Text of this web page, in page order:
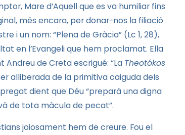
Mare d’Aquell que es va humiliar fins
més encara, per donar-nos la filiació
i un nom: “Plena de Gràcia” (Lc 1, 28),
en l’Evangeli que hem proclamat. Ella
Andreu de Creta escrigué: “La Theotókos
alliberada de la primitiva caiguda dels
dient que Déu “preparà una digna
de tota màcula de pecat”.
joiosament hem de creure. Fou el